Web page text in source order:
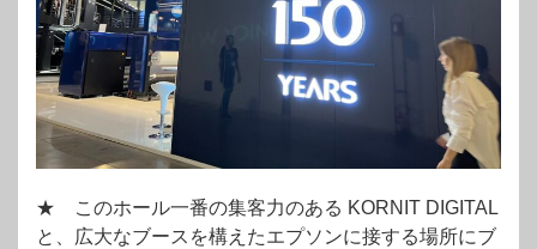
★ このホール一番の集客力のある KORNIT DIGITAL
と、広大なブースを構えたエプソンに接する場所にブ